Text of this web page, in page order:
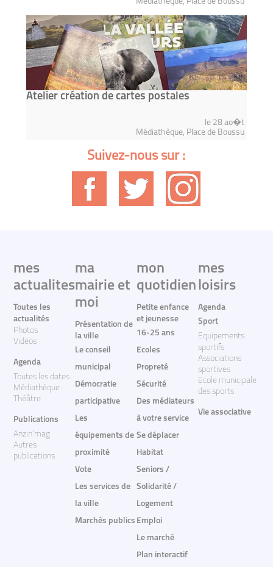
Atelier création de cartes postales
le 28 ao�t
Médiathèque, Place de Boussu
Suivez-nous sur :
mes
actualites
Toutes les
actualités
Photos
Vidéos
Agenda
Toutes les dates
Médiathèque
Théâtre
Publications
Anzin'mag
Autres
publications
ma
mairie et
moi
Présentation de
la ville
Le conseil
municipal
Démocratie
participative
Les
équipements de
proximité
Vote
Les services de
la ville
Marchés publics
mon
quotidien
Petite enfance
et jeunesse
16-25 ans
Ecoles
Propreté
Sécurité
Des médiateurs
à votre service
Se déplacer
Habitat
Seniors /
Solidarité /
Logement
Emploi
Le marché
Plan interactif
mes
loisirs
Agenda
Sport
Equipements
sportifs
Associations
sportives
Ecole municipale
des sports
Vie associative